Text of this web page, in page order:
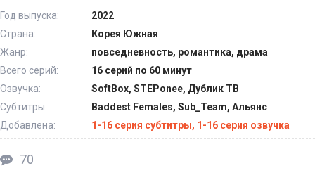
Год выпуска:
2022
Страна:
Корея Южная
Жанр:
повседневность, романтика, драма
Всего серий:
16 серий по 60 минут
Озвучка:
SoftBox, STEPonee, Дублик ТВ
Субтитры:
Baddest Females, Sub_Team, Альянс
Добавлена:
1-16 серия субтитры, 1-16 серия озвучка
70